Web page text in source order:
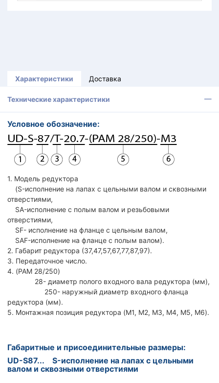
Характеристики Доставка
Технические характеристики
Условное обозначение:
1. Модель редуктора
(S-исполнение на лапах с цельными валом и сквозными
отверстиями,
SA-исполнение с полым валом и резьбовыми
отверстиями,
SF- исполнение на фланце с цельным валом,
SAF-исполнение на фланце с полым валом).
2. Габарит редуктора (37,47,57,67,77,87,97).
3. Передаточное число.
4. (PAM 28/250)
28- диаметр полого входного вала редуктора (мм),
250- наружный диаметр входного фланца
редуктора (мм).
5. Монтажная позиция редуктора (M1, M2, M3, M4, M5, M6).
Габаритные и присоединительные размеры:
UD-S87... S-исполнение на лапах с цельными
валом и сквозными отверстиями